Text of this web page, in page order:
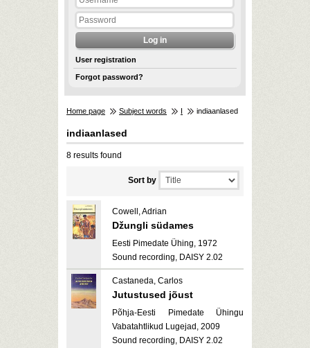
User registration
Forgot password?
Home page Subject words I indiaanlased
indiaanlased
8 results found
Sort by
Cowell, Adrian
Džungli südames
Eesti Pimedate Ühing, 1972
Sound recording, DAISY 2.02
Castaneda, Carlos
Jutustused jõust
Põhja-Eesti Pimedate Ühingu
Vabatahtlikud Lugejad, 2009
Sound recording, DAISY 2.02